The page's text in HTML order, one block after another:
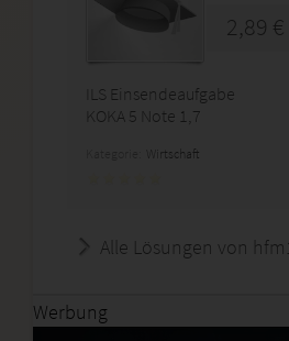
2,89 €
ILS Einsendeaufgabe
KOKA 5 Note 1,7
Wirtschaft
Alle Lösungen von
Werbung